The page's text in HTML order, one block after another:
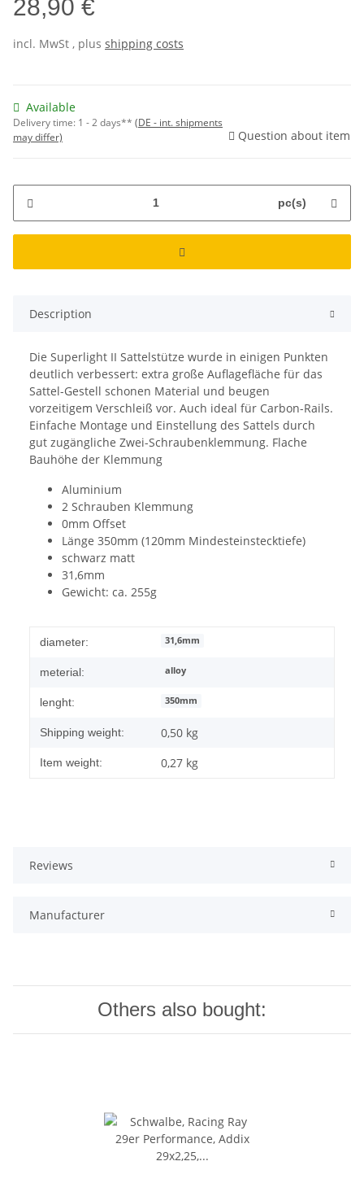
28,90 €
incl. MwSt , plus shipping costs
Available
Delivery time: 1 - 2 days** (DE - int. shipments
may differ)
Question about item
pc(s)
Description
Die Superlight II Sattelstütze wurde in einigen Punkten
deutlich verbessert: extra große Auflagefläche für das
Sattel-Gestell schonen Material und beugen
vorzeitigem Verschleiß vor. Auch ideal für Carbon-Rails.
Einfache Montage und Einstellung des Sattels durch
gut zugängliche Zwei-Schraubenklemmung. Flache
Bauhöhe der Klemmung
Aluminium
2 Schrauben Klemmung
0mm Offset
Länge 350mm (120mm Mindesteinstecktiefe)
schwarz matt
31,6mm
Gewicht: ca. 255g
diameter: 31,6mm
meterial: alloy
lenght: 350mm
Shipping weight: 0,50 kg
Item weight: 0,27 kg
Reviews
Manufacturer
Others also bought: